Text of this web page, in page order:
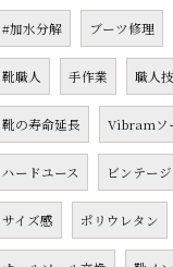
#加水分解 ブーツ修理
靴職人 手作業 職人技
靴の寿命延長 Vibramソ
ハードユース ビンテー
サイズ感 ポリウレタン